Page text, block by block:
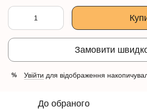
Замовити
% Увійти для відображення
До обраного